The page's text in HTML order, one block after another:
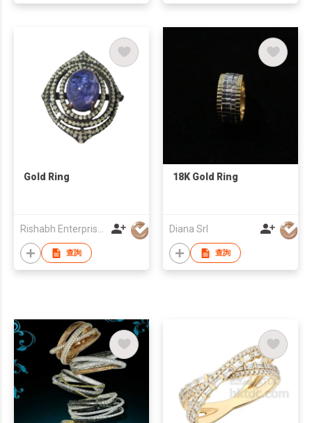
Gold Ring
查詢
18K Gold Ring
Diana Srl
查詢